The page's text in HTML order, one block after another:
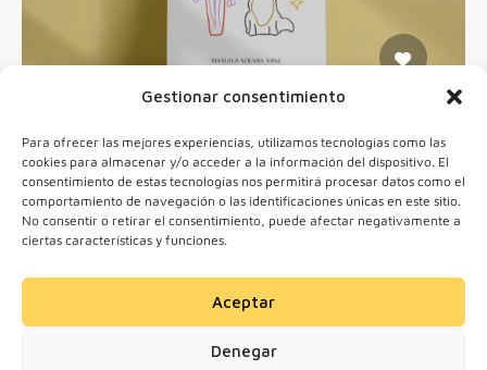
Gestionar consentimiento
Para ofrecer las mejores experiencias, utilizamos tecnologías como las
cookies para almacenar y/o acceder a la información del dispositivo. El
consentimiento de estas tecnologías nos permitirá procesar datos como el
comportamiento de navegación o las identificaciones únicas en este sitio.
No consentir o retirar el consentimiento, puede afectar negativamente a
ciertas características y funciones.
Aceptar
Denegar
ilustraciones Personalizadas para
Bautizos, Natalicios, Nacimiento…
Avenida del General Perón, Madrid, Spain
100,00€ - 500,00€